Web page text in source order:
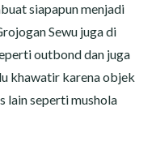
siapapun menjadi
Sewu juga di
outbond dan juga
khawatir karena objek
lain seperti mushola